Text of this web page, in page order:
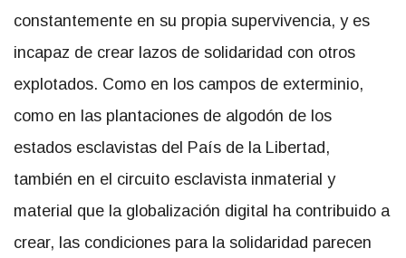
constantemente en su propia supervivencia, y es
incapaz de crear lazos de solidaridad con otros
explotados. Como en los campos de exterminio,
como en las plantaciones de algodón de los
estados esclavistas del País de la Libertad,
también en el circuito esclavista inmaterial y
material que la globalización digital ha contribuido a
crear, las condiciones para la solidaridad parecen